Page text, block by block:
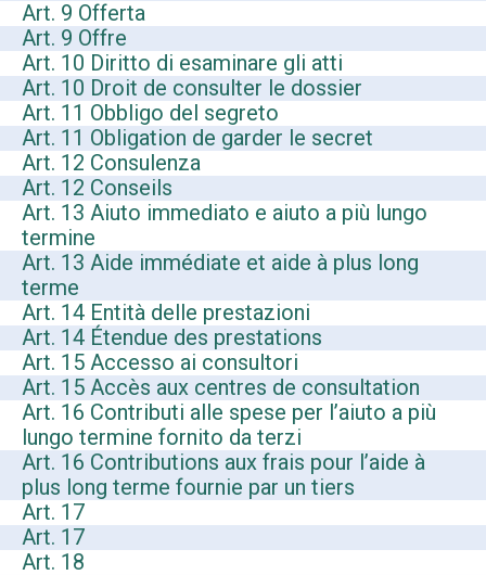
Art. 9 Offerta
Art. 9 Offre
Art. 10 Diritto di esaminare gli atti
Art. 10 Droit de consulter le dossier
Art. 11 Obbligo del segreto
Art. 11 Obligation de garder le secret
Art. 12 Consulenza
Art. 12 Conseils
Art. 13 Aiuto immediato e aiuto a più lungo
termine
Art. 13 Aide immédiate et aide à plus long
terme
Art. 14 Entità delle prestazioni
Art. 14 Étendue des prestations
Art. 15 Accesso ai consultori
Art. 15 Accès aux centres de consultation
Art. 16 Contributi alle spese per l’aiuto a più
lungo termine fornito da terzi
Art. 16 Contributions aux frais pour l’aide à
plus long terme fournie par un tiers
Art. 17
Art. 17
Art. 18